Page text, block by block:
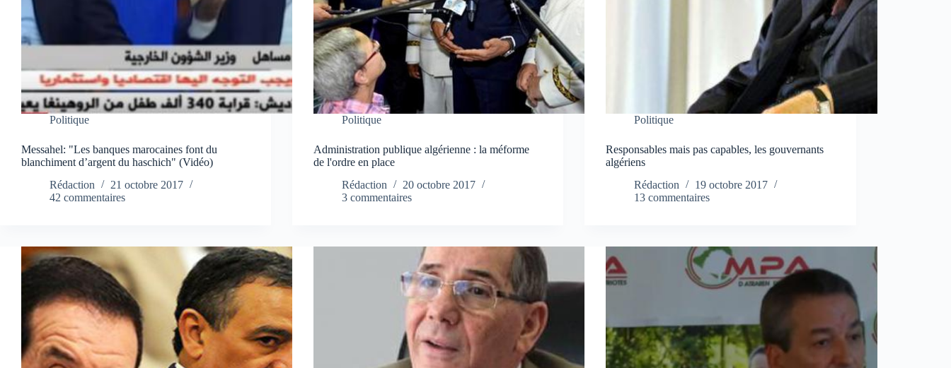
Politique
Messahel: "Les banques marocaines font du
blanchiment d’argent du haschich" (Vidéo)
Rédaction
21 octobre 2017
42 commentaires
Politique
Administration publique algérienne : la méforme
de l'ordre en place
Rédaction
20 octobre 2017
3 commentaires
Politique
Responsables mais pas capables, les gouvernants
algériens
Rédaction
19 octobre 2017
13 commentaires